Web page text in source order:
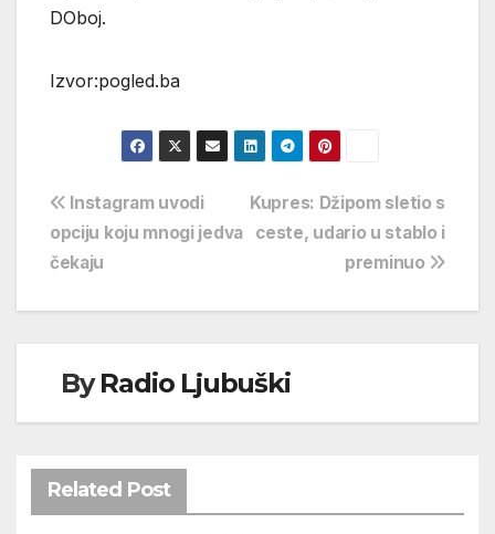
DOboj.
Izvor:pogled.ba
Navigacija
objava
Kupres: Džipom sletio s
ceste, udario u stablo i
preminuo
Instagram uvodi
opciju koju mnogi jedva
čekaju
ByRadio Ljubuški
Related Post